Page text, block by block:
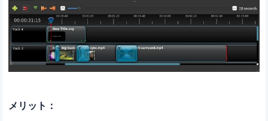
メリット：